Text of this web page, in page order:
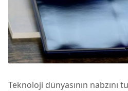
Teknoloji dünyasının nabzını